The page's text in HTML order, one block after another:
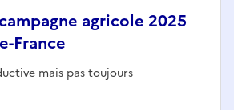
agricole 2025
France
mais pas toujours